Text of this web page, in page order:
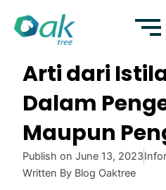
content
Arti dari
Dalam
Maupun
Publish on June 13, 2023
Written By Blog Oaktree